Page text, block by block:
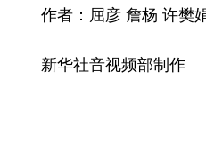
作者：屈彦 詹杨 许樊
新华社音视频部制作